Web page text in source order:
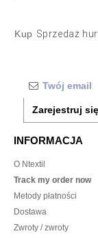
Kup Sprzedaż
Zarejestruj
INFORMACJA
O Ntextil
Track my order now
Metody płatności
Dostawa
Zwroty / zwroty